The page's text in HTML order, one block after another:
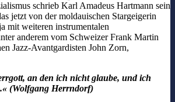
schrieb Karl Amadeus Hartmann sein
jetzt von der moldauischen Stargeigerin
mit weiteren instrumentalen
anderem vom Schweizer Frank Martin
Jazz-Avantgardisten John Zorn,
an den ich nicht glaube, und ich
(Wolfgang Herrndorf)